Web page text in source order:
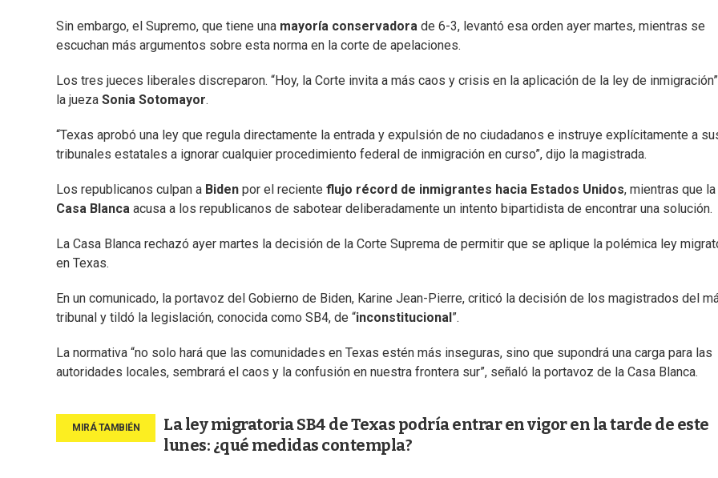
Sin embargo, el Supremo, que tiene una mayoría conservadora de 6-3, levantó esa orden ayer martes, mientras se
escuchan más argumentos sobre esta norma en la corte de apelaciones.
Los tres jueces liberales discreparon. “Hoy, la Corte invita a más caos y crisis en la aplicación de la ley de
la jueza Sonia Sotomayor.
“Texas aprobó una ley que regula directamente la entrada y expulsión de no ciudadanos e instruye explícitamente a
tribunales estatales a ignorar cualquier procedimiento federal de inmigración en curso”, dijo la magistrada.
Los republicanos culpan a Biden por el reciente flujo récord de inmigrantes hacia Estados Unidos, mientras que la
Casa Blanca acusa a los republicanos de sabotear deliberadamente un intento bipartidista de encontrar una solución.
La Casa Blanca rechazó ayer martes la decisión de la Corte Suprema de permitir que se aplique la polémica ley
en Texas.
En un comunicado, la portavoz del Gobierno de Biden, Karine Jean-Pierre, criticó la decisión de los magistrados del
tribunal y tildó la legislación, conocida como SB4, de “inconstitucional ”.
La normativa “no solo hará que las comunidades en Texas estén más inseguras, sino que supondrá una carga para las
autoridades locales, sembrará el caos y la confusión en nuestra frontera sur”, señaló la portavoz de la Casa Blanca.
La ley migratoria SB4 de Texas podría entrar en vigor en la tarde de este
lunes: ¿qué medidas contempla?